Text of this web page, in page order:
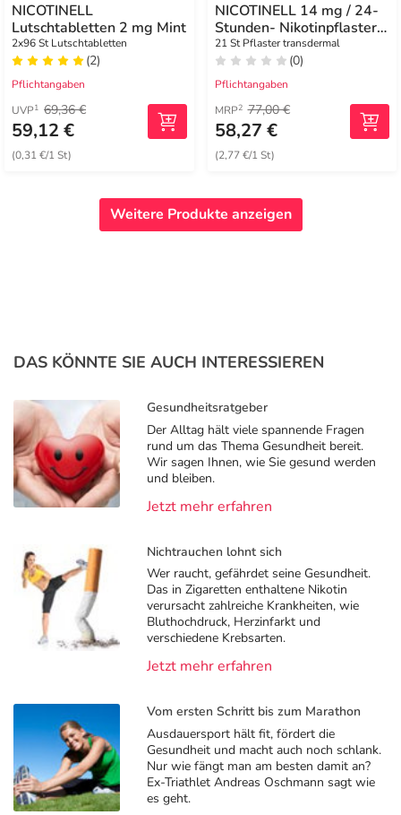
NICOTINELL
Lutschtabletten 2 mg Mint
2x96 St Lutschtabletten
(2)
Pflichtangaben
UVP1 69,36 €
59,12 €
(0,31 €/1 St)
NICOTINELL 14 mg / 24-
Stunden- Nikotinpflaster,
Pflasterstärke Mittel (2)
21 St Pflaster transdermal
(0)
Pflichtangaben
MRP2 77,00 €
58,27 €
(2,77 €/1 St)
Weitere Produkte anzeigen
DAS KÖNNTE SIE AUCH INTERESSIEREN
Gesundheitsratgeber
Der Alltag hält viele spannende Fragen
rund um das Thema Gesundheit bereit.
Wir sagen Ihnen, wie Sie gesund werden
und bleiben.
Jetzt mehr erfahren
Nichtrauchen lohnt sich
Wer raucht, gefährdet seine Gesundheit.
Das in Zigaretten enthaltene Nikotin
verursacht zahlreiche Krankheiten, wie
Bluthochdruck, Herzinfarkt und
verschiedene Krebsarten.
Jetzt mehr erfahren
Vom ersten Schritt bis zum Marathon
Ausdauersport hält fit, fördert die
Gesundheit und macht auch noch schlank.
Nur wie fängt man am besten damit an?
Ex-Triathlet Andreas Oschmann sagt wie
es geht.